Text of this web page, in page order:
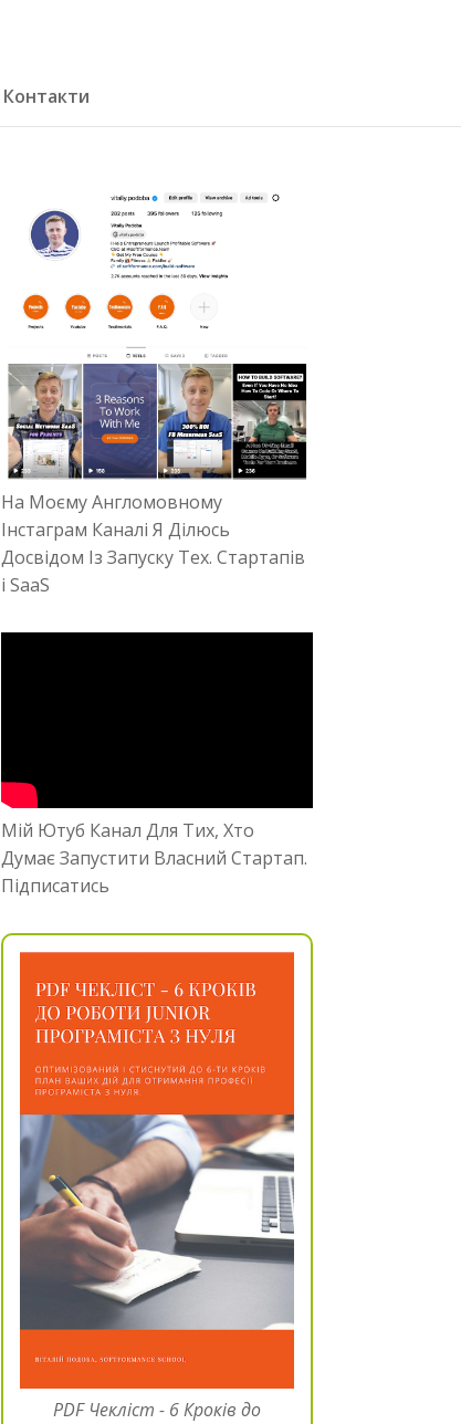
Контакти
На Моєму Англомовному
Інстаграм Каналі Я Ділюсь
Досвідом Із Запуску Тех. Стартапів
і SaaS
Мій Ютуб Канал Для Тих, Хто
Думає Запустити Власний Стартап.
Підписатись
PDF Чекліст - 6 Кроків до